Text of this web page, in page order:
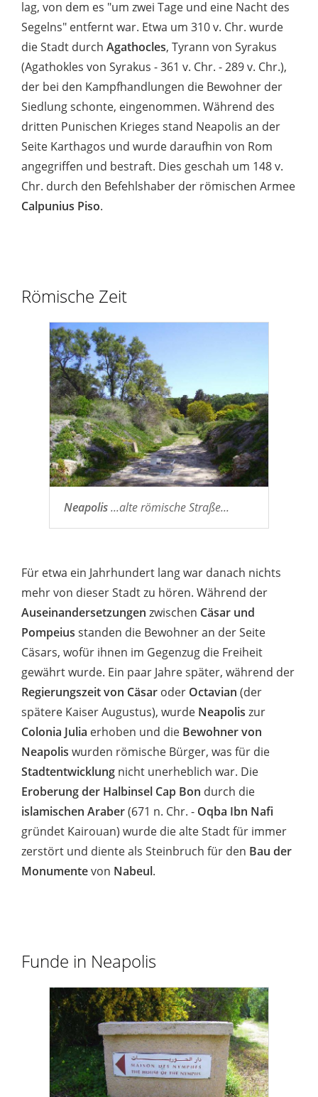
lag, von dem es "um zwei Tage und eine Nacht des
Segelns" entfernt war. Etwa um 310 v. Chr. wurde
die Stadt durch Agathocles, Tyrann von Syrakus
(Agathokles von Syrakus - 361 v. Chr. - 289 v. Chr.),
der bei den Kampfhandlungen die Bewohner der
Siedlung schonte, eingenommen. Während des
dritten Punischen Krieges stand Neapolis an der
Seite Karthagos und wurde daraufhin von Rom
angegriffen und bestraft. Dies geschah um 148 v.
Chr. durch den Befehlshaber der römischen Armee
Calpunius Piso.
Römische Zeit
Neapolis...alte römische Straße...
Für etwa ein Jahrhundert lang war danach nichts
mehr von dieser Stadt zu hören. Während der
Auseinandersetzungen zwischen Cäsar und
Pompeius standen die Bewohner an der Seite
Cäsars, wofür ihnen im Gegenzug die Freiheit
gewährt wurde. Ein paar Jahre später, während der
Regierungszeit von Cäsar oder Octavian (der
spätere Kaiser Augustus), wurde Neapolis zur
Colonia Julia erhoben und die Bewohner von
Neapolis wurden römische Bürger, was für die
Stadtentwicklung nicht unerheblich war. Die
Eroberung der Halbinsel Cap Bon durch die
islamischen Araber(671 n. Chr. - Oqba Ibn Nafi
gründet Kairouan) wurde die alte Stadt für immer
zerstört und diente als Steinbruch für den Bau der
Monumentevon Nabeul.
Funde in Neapolis